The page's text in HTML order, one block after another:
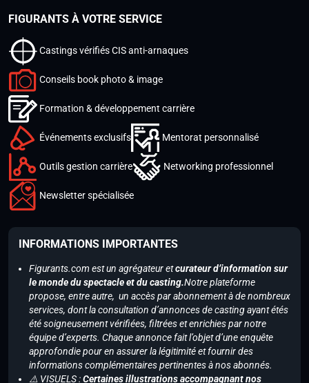
FIGURANTS À VOTRE SERVICE
Castings vérifiés CIS anti-arnaques
Conseils book photo & image
Formation & développement carrière
Événements exclusifs Mentorat personnalisé
Outils gestion carrière Networking professionnel
Newsletter spécialisée
INFORMATIONS IMPORTANTES
Figurants.com est un agrégateur etcurateur d’information sur
le monde du spectacle et du casting.Notre plateforme
propose, entre autre, un accès par abonnement à de nombreux
services, dont la consultation d’annonces de casting ayant étés
été soigneusement vérifiées, filtrées et enrichies par notre
équipe d’experts. Chaque annonce fait l’objet d’une enquête
approfondie pour en assurer la légitimité et fournir des
informations complémentaires pertinentes à nos abonnés.
⚠️ VISUELS :Certaines illustrations accompagnant nos